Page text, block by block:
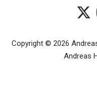
Copyright © 2026
Andreas